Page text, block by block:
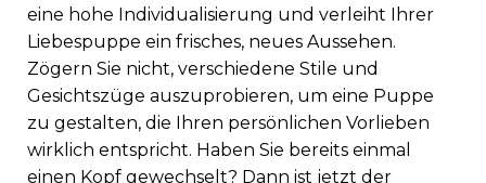
eine hohe Individualisierung und verleiht Ihrer
Liebespuppe ein frisches, neues Aussehen.
Zögern Sie nicht, verschiedene Stile und
Gesichtszüge auszuprobieren, um eine Puppe
zu gestalten, die Ihren persönlichen Vorlieben
wirklich entspricht. Haben Sie bereits einmal
einen Kopf gewechselt? Dann ist jetzt der